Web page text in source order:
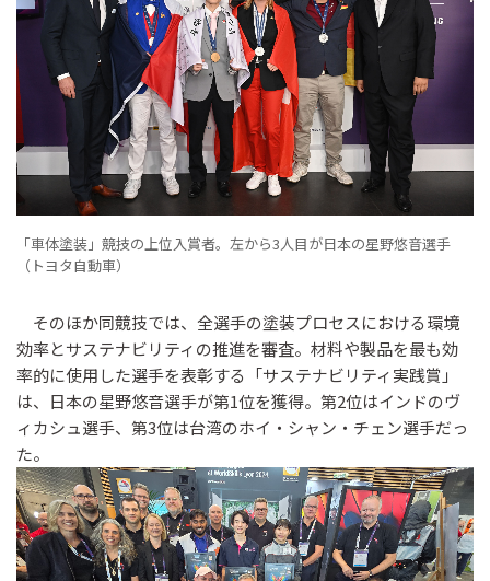
「車体塗装」競技の上位入賞者。左から3人目が日本の星野悠音選手
（トヨタ自動車）
そのほか同競技では、全選手の塗装プロセスにおける環境
効率とサステナビリティの推進を審査。材料や製品を最も効
率的に使用した選手を表彰する「サステナビリティ実践賞」
は、日本の星野悠音選手が第1位を獲得。第2位はインドのヴ
ィカシュ選手、第3位は台湾のホイ・シャン・チェン選手だっ
た。